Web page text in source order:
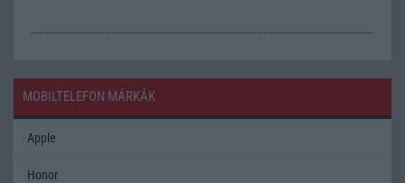
MOBILTELEFON MÁRKÁK
Apple
Honor